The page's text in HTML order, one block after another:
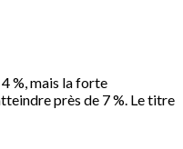
%, mais la forte
près de 7 %. Le titre